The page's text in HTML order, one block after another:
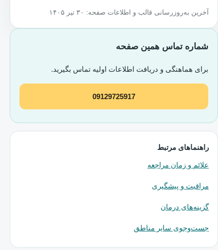
آخرین به‌روزرسانی قالب و اطلاعات صفحه: ۳۰ تیر ۱۴۰۵
شماره تماس همین صفحه
برای هماهنگی و دریافت اطلاعات اولیه تماس بگیرید.
09129725917
راهنماهای مرتبط
علائم و زمان مراجعه
مراقبت و پیشگیری
گزینه‌های درمان
جست‌وجوی سایر مناطق